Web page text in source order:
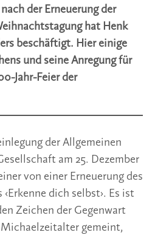
der Erneuerung der
hat Henk
beschäftigt. Hier einige
und seine Anregung für
Jahr-Feier der
der Allgemeinen
am 25. Dezember
von einer Erneuerung des
dich selbst›. Es ist
Zeichen der Gegenwart
gemeint,